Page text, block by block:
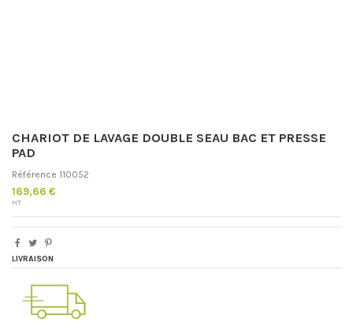
CHARIOT DE LAVAGE DOUBLE SEAU BAC ET PRESSE
PAD
Référence 110052
169,66 €
HT
LIVRAISON